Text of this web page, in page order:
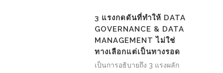
3 แรงกดดันที่ทำให้ DATA
GOVERNANCE & DATA
MANAGEMENT ไม่ใช่
ทางเลือกแต่เป็นทางรอด
เป็นการอธิบายถึง 3 แรงผลัก